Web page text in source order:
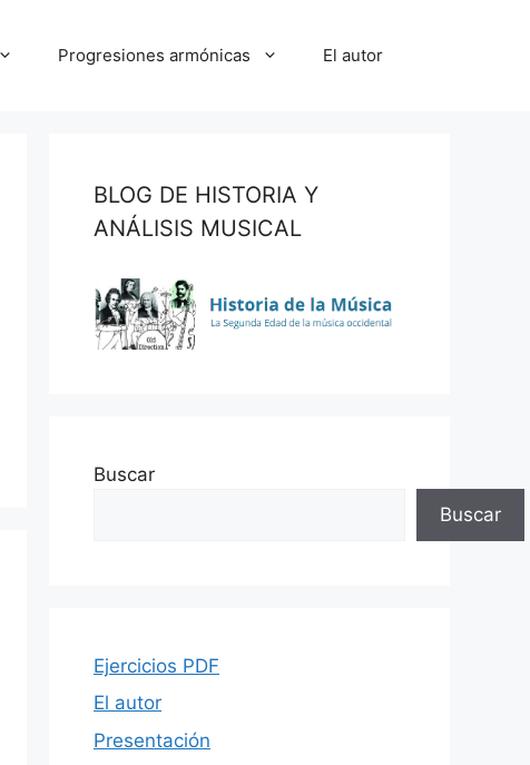
Progresiones armónicas El autor
BLOG DE HISTORIA Y
ANÁLISIS MUSICAL
Buscar
Buscar
Ejercicios PDF
El autor
Presentación